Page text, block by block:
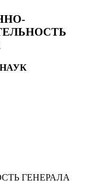
ГЕНЕРАЛА